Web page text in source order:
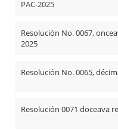
PAC-2025
Resolución No. 0067,
2025
Resolución No. 0065,
Resolución 0071 doceava